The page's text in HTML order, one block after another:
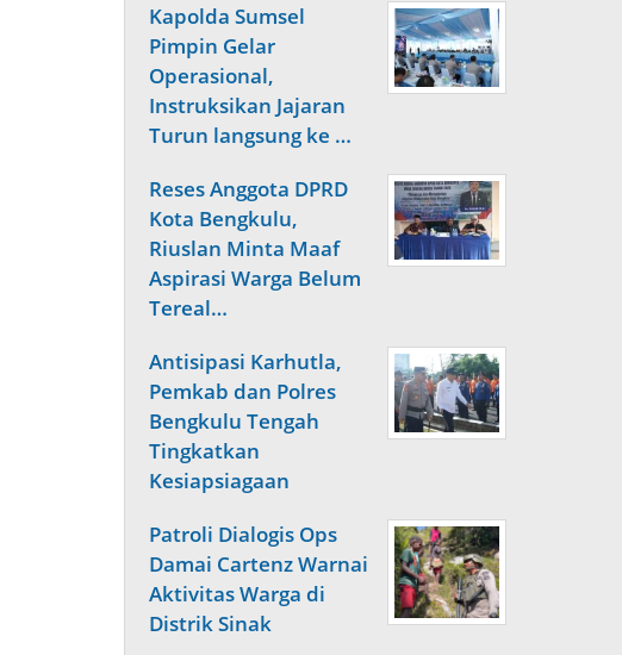
Kapolda Sumsel
Pimpin Gelar
Operasional,
Instruksikan Jajaran
Turun langsung ke …
Reses Anggota DPRD
Kota Bengkulu,
Riuslan Minta Maaf
Aspirasi Warga Belum
Tereal…
Antisipasi Karhutla,
Pemkab dan Polres
Bengkulu Tengah
Tingkatkan
Kesiapsiagaan
Patroli Dialogis Ops
Damai Cartenz Warnai
Aktivitas Warga di
Distrik Sinak